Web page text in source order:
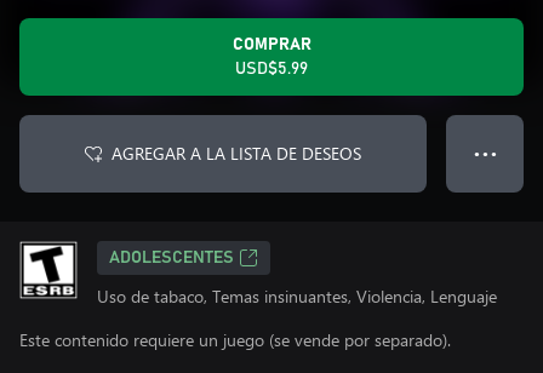
COMPRAR
USD$5.99
AGREGAR A LA LISTA DE DESEOS ● ● ●
ADOLESCENTES
Uso de tabaco, Temas insinuantes, Violencia, Lenguaje
Este contenido requiere un juego (se vende por separado).